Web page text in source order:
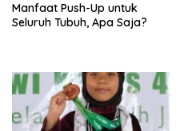
Manfaat Push-Up untuk
Seluruh Tubuh, Apa Saja?